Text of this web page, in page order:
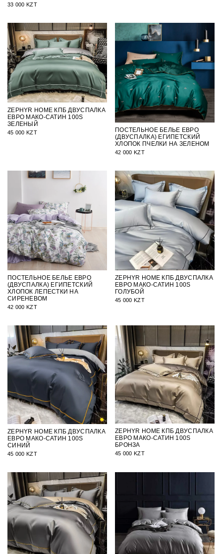
33 000 KZT
ZEPHYR HOME КПБ ДВУСПАЛКА
ЕВРО МАКО-САТИН 100S
ЗЕЛЕНЫЙ
45 000 KZT
ПОСТЕЛЬНОЕ БЕЛЬЕ ЕВРО
(ДВУСПАЛКА) ЕГИПЕТСКИЙ
ХЛОПОК ПЧЕЛКИ НА ЗЕЛЕНОМ
42 000 KZT
ПОСТЕЛЬНОЕ БЕЛЬЕ ЕВРО
(ДВУСПАЛКА) ЕГИПЕТСКИЙ
ХЛОПОК ЛЕПЕСТКИ НА
СИРЕНЕВОМ
42 000 KZT
ZEPHYR HOME КПБ ДВУСПАЛКА
ЕВРО МАКО-САТИН 100S
ГОЛУБОЙ
45 000 KZT
ZEPHYR HOME КПБ ДВУСПАЛКА
ЕВРО МАКО-САТИН 100S
СИНИЙ
45 000 KZT
ZEPHYR HOME КПБ ДВУСПАЛКА
ЕВРО МАКО-САТИН 100S
БРОНЗА
45 000 KZT